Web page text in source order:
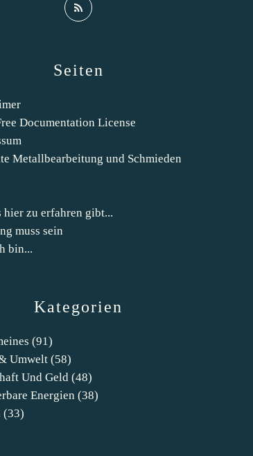
Kategorien
(91)
Umwelt (58)
Und Geld (48)
Energien (38)
(33)
Seiten
Documentation License
Metallbearbeitung und Schmieden
hier zu erfahren gibt...
muss sein
bin...